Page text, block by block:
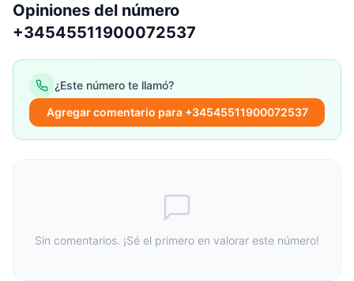
Opiniones del número
+34545511900072537
¿Este número te llamó?
Agregar comentario para +34545511900072537
Sin comentarios. ¡Sé el primero en valorar este número!